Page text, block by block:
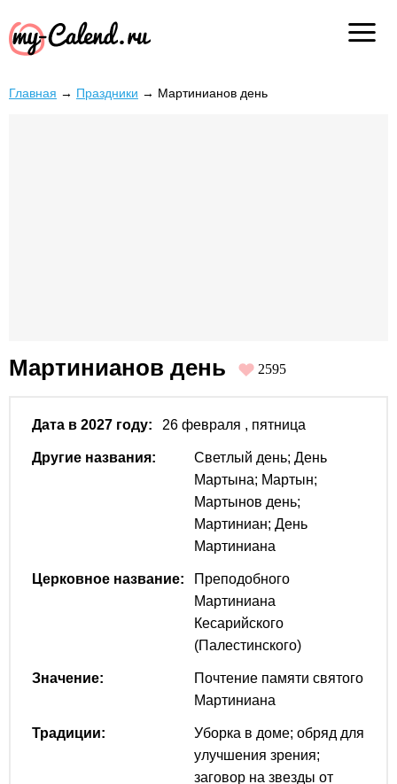
Главная → Праздники → Мартинианов день
Мартинианов день 2595
Дата в 2027 году: 26 февраля , пятница
Другие названия:
Светлый день; День
Мартына; Мартын;
Мартынов день;
Мартиниан; День
Мартиниана
Церковное название:
Преподобного
Мартиниана
Кесарийского
(Палестинского)
Значение:
Почтение памяти святого
Мартиниана
Традиции:
Уборка в доме; обряд для
улучшения зрения;
заговор на звезды от